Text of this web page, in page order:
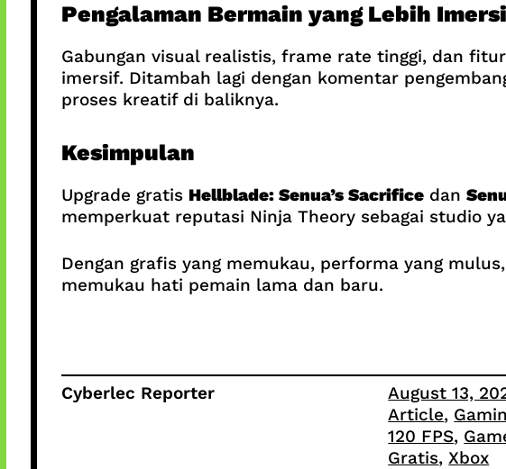
Pengalaman Bermain yang Lebih
Gabungan visual realistis, frame rate tinggi, dan
imersif. Ditambah lagi dengan komentar
proses kreatif di baliknya.
Kesimpulan
Upgrade gratis Hellblade: Senua’s Sacrificedan
memperkuat reputasi Ninja Theory sebagai studio
Dengan grafis yang memukau, performa yang
memukau hati pemain lama dan baru.
Cyberlec Reporter
August 13,
Article,
120 FPS,
Gratis, Xbox